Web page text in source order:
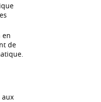
en
de
aux